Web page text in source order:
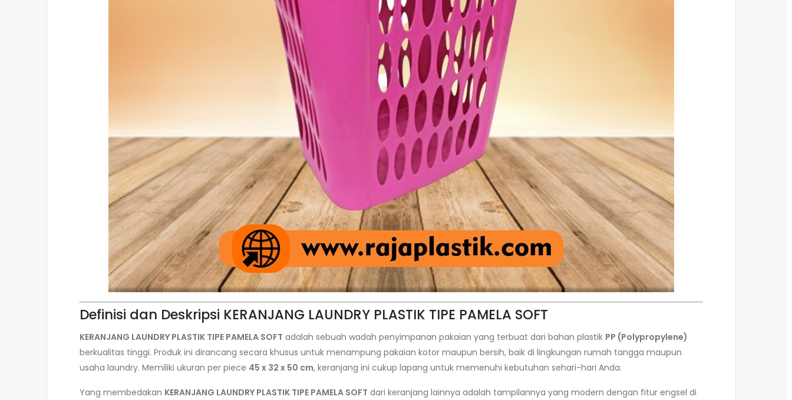
Definisi dan Deskripsi KERANJANG LAUNDRY PLASTIK TIPE PAMELA SOFT
KERANJANG LAUNDRY PLASTIK TIPE PAMELA SOFT adalah sebuah wadah penyimpanan pakaian yang terbuat dari bahan plastik PP (Polypropylene)
berkualitas tinggi. Produk ini dirancang secara khusus untuk menampung pakaian kotor maupun bersih, baik di lingkungan rumah tangga maupun
usaha laundry. Memiliki ukuran per piece 45 x 32 x 50 cm, keranjang ini cukup lapang untuk memenuhi kebutuhan sehari-hari Anda.
Yang membedakan KERANJANG LAUNDRY PLASTIK TIPE PAMELA SOFT dari keranjang lainnya adalah tampilannya yang modern dengan fitur engsel di